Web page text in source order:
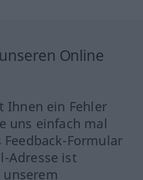
Online
Ihnen ein Fehler
uns einfach mal
Formular
Adresse ist